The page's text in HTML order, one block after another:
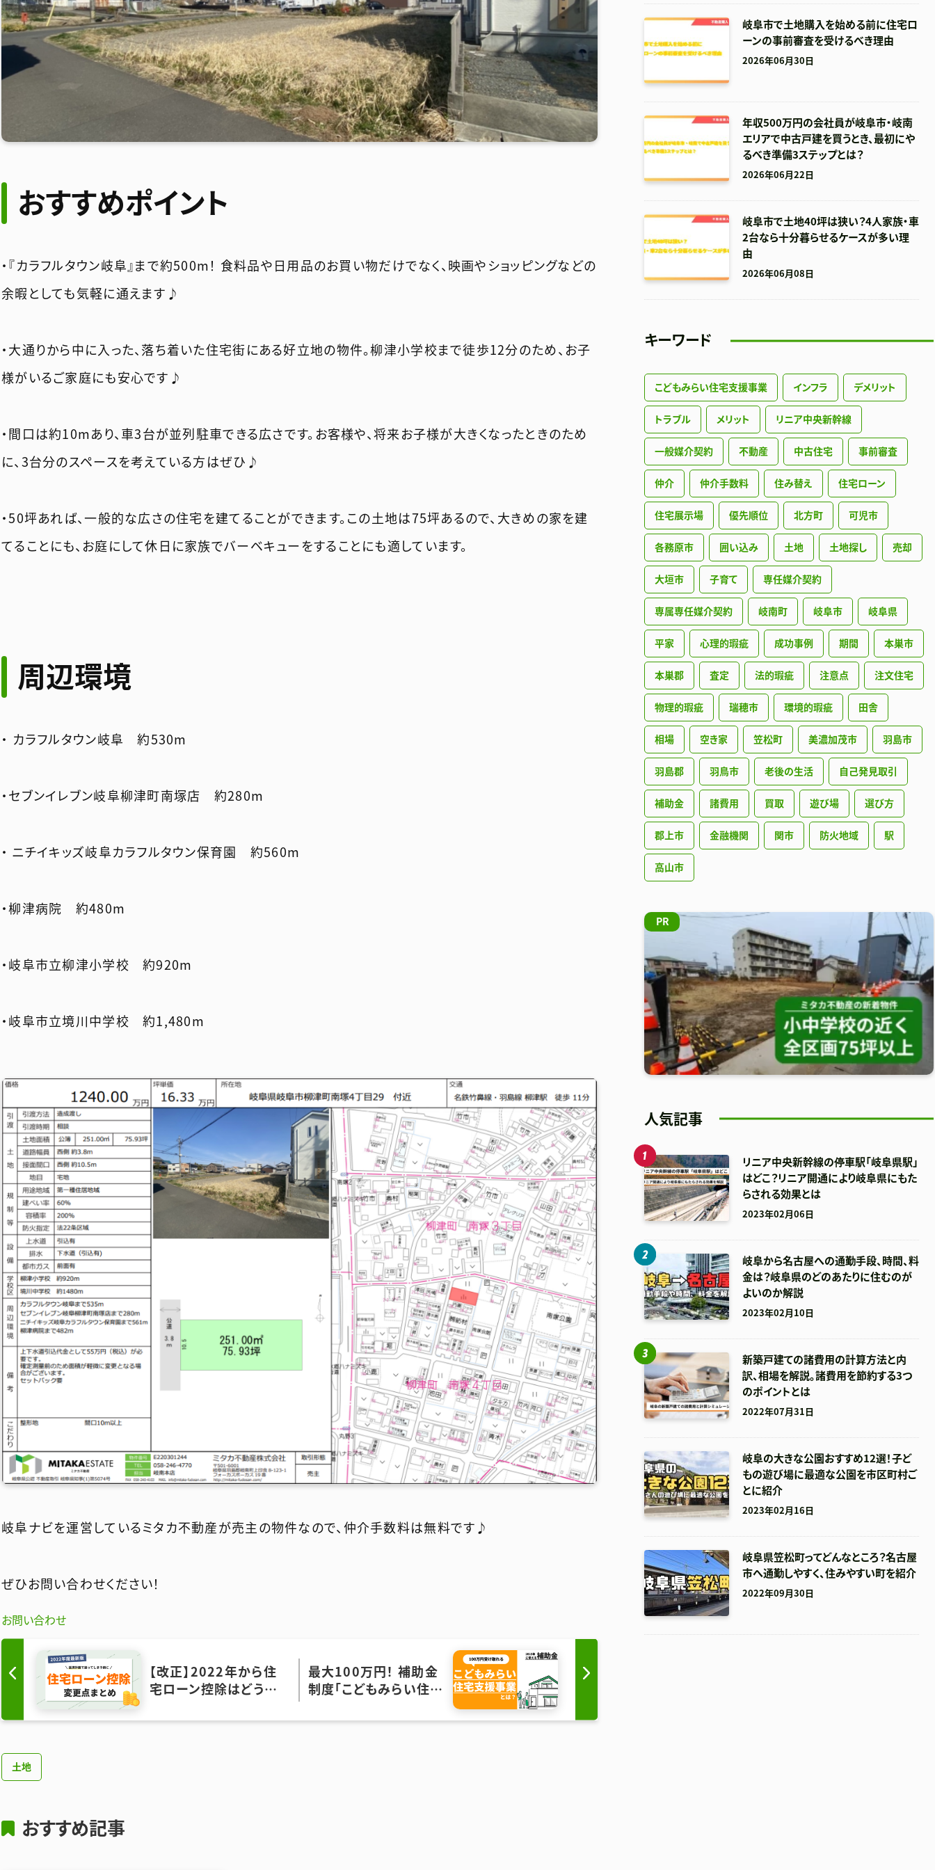
おすすめポイント
・『カラフルタウン岐阜』まで約500m！ 食料品や日用品のお買い物だけでなく、映画やショッピングなどの
余暇としても気軽に通えます♪
・大通りから中に入った、落ち着いた住宅街にある好立地の物件。柳津小学校まで徒歩12分のため、お子
様がいるご家庭にも安心です♪
・間口は約10mあり、車3台が並列駐車できる広さです。お客様や、将来お子様が大きくなったときのため
に、3台分のスペースを考えている方はぜひ♪
・50坪あれば、一般的な広さの住宅を建てることができます。この土地は75坪あるので、大きめの家を建
てることにも、お庭にして休日に家族でバーベキューをすることにも適しています。
周辺環境
・ カラフルタウン岐阜 約530m
・セブンイレブン岐阜柳津町南塚店 約280m
・ ニチイキッズ岐阜カラフルタウン保育園 約560m
・柳津病院 約480m
・岐阜市立柳津小学校 約920m
・岐阜市立境川中学校 約1,480m
岐阜ナビを運営しているミタカ不動産が売主の物件なので、仲介手数料は無料です♪
ぜひお問い合わせください！
お問い合わせ
【改正】2022年から住
宅ローン控除はどう変
ポイントまとめ
最大100万円！ 補助金
制度「こどもみらい住宅
土地
おすすめ記事
岐阜市で土地購入を始める前に住宅ロ
ーンの事前審査を受けるべき理由
2026年06月30日
年収500万円の会社員が岐阜市・岐南
エリアで中古戸建を買うとき、最初にや
るべき準備3ステップとは？
2026年06月22日
岐阜市で土地40坪は狭い？4人家族・車
2台なら十分暮らせるケースが多い理
由
2026年06月08日
キーワード
こどもみらい住宅支援事業 インフラ デメリット
トラブル メリット リニア中央新幹線
一般媒介契約 不動産 中古住宅 事前審査
仲介 仲介手数料 住み替え 住宅ローン
住宅展示場 優先順位 北方町 可児市
各務原市 囲い込み 土地 土地探し 売却
大垣市 子育て 専任媒介契約
専属専任媒介契約 岐南町 岐阜市 岐阜県
平家 心理的瑕疵 成功事例 期間 本巣市
本巣郡 査定 法的瑕疵 注意点 注文住宅
物理的瑕疵 瑞穂市 環境的瑕疵 田舎
相場 空き家 笠松町 美濃加茂市 羽島市
羽島郡 羽鳥市 老後の生活 自己発見取引
補助金 諸費用 買取 遊び場 選び方
郡上市 金融機関 関市 防火地域 駅
高山市
人気記事
リニア中央新幹線の停車駅「岐阜県駅」
はどこ？リニア開通により岐阜県にもた
らされる効果とは
2023年02月06日
岐阜から名古屋への通勤手段、時間、料
金は？岐阜県のどのあたりに住むのが
よいのか解説
2023年02月10日
新築戸建ての諸費用の計算方法と内
訳、相場を解説。諸費用を節約する3つ
のポイントとは
2022年07月31日
岐阜の大きな公園おすすめ12選！子ど
もの遊び場に最適な公園を市区町村ご
とに紹介
2023年02月16日
岐阜県笠松町ってどんなところ？名古屋
市へ通勤しやすく、住みやすい町を紹介
2022年09月30日